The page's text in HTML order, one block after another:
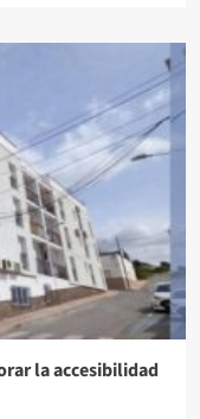
la accesibilidad